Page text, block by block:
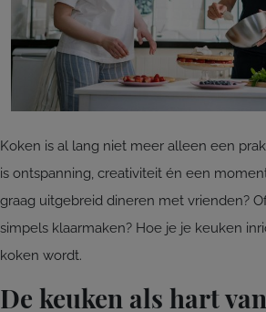
Koken is al lang niet meer alleen een
is ontspanning, creativiteit én een
graag uitgebreid dineren met vrienden?
simpels klaarmaken? Hoe je je keuken
koken wordt.
De keuken als hart